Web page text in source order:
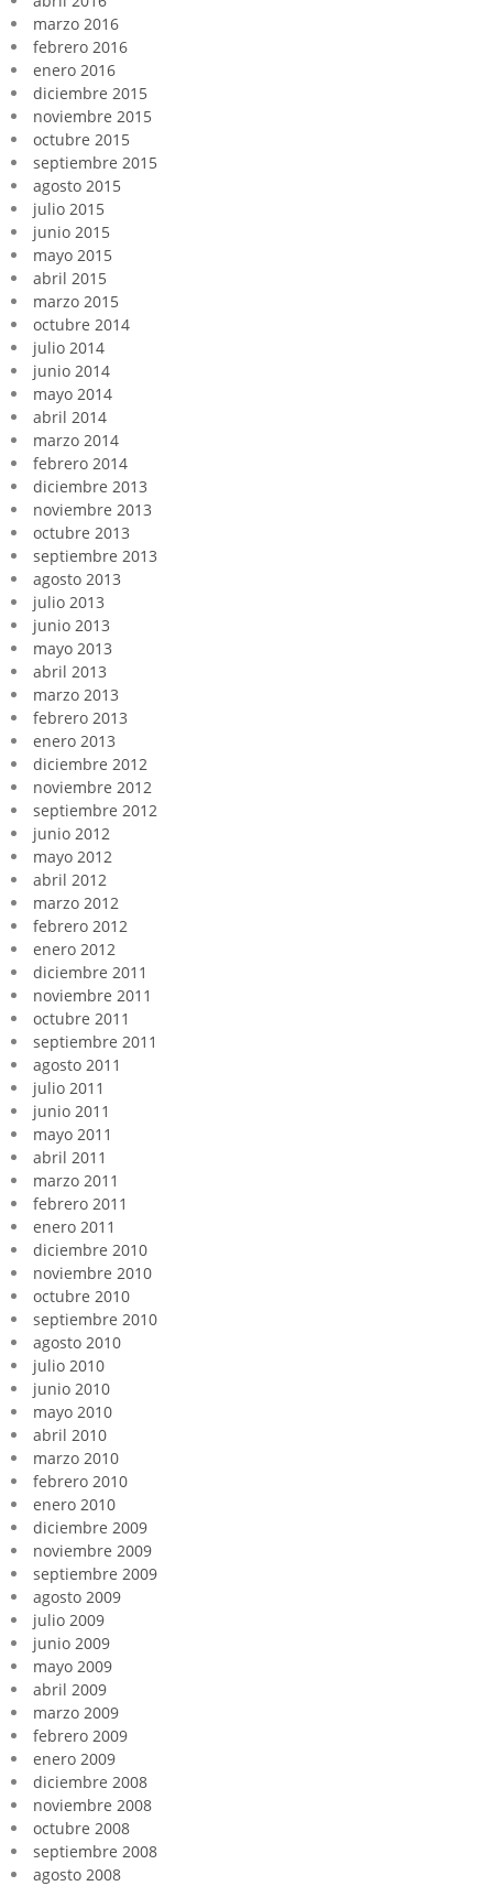
marzo 2016
febrero 2016
enero 2016
diciembre 2015
noviembre 2015
octubre 2015
septiembre 2015
agosto 2015
julio 2015
junio 2015
mayo 2015
abril 2015
marzo 2015
octubre 2014
julio 2014
junio 2014
mayo 2014
abril 2014
marzo 2014
febrero 2014
diciembre 2013
noviembre 2013
octubre 2013
septiembre 2013
agosto 2013
julio 2013
junio 2013
mayo 2013
abril 2013
marzo 2013
febrero 2013
enero 2013
diciembre 2012
noviembre 2012
septiembre 2012
junio 2012
mayo 2012
abril 2012
marzo 2012
febrero 2012
enero 2012
diciembre 2011
noviembre 2011
octubre 2011
septiembre 2011
agosto 2011
julio 2011
junio 2011
mayo 2011
abril 2011
marzo 2011
febrero 2011
enero 2011
diciembre 2010
noviembre 2010
octubre 2010
septiembre 2010
agosto 2010
julio 2010
junio 2010
mayo 2010
abril 2010
marzo 2010
febrero 2010
enero 2010
diciembre 2009
noviembre 2009
septiembre 2009
agosto 2009
julio 2009
junio 2009
mayo 2009
abril 2009
marzo 2009
febrero 2009
enero 2009
diciembre 2008
noviembre 2008
octubre 2008
septiembre 2008
agosto 2008